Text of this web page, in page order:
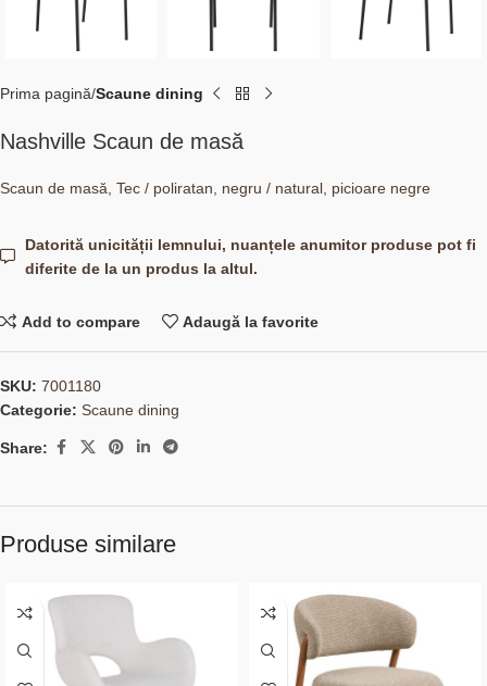
Prima pagină Scaune dining
Nashville Scaun de masă
Scaun de masă, Tec / poliratan, negru / natural, picioare negre
Datorită unicității lemnului, nuanțele anumitor produse pot fi
diferite de la un produs la altul.
Add to compare Adaugă la favorite
SKU: 7001180
Categorie: Scaune dining
Share:
Produse similare